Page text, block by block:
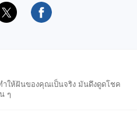
ให้ฝันของคุณเป็นจริง มันดึงดูดโชค
ๆ